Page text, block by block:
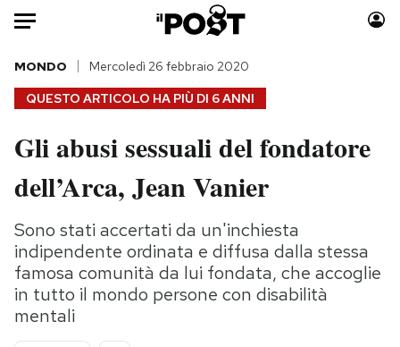
Auto
HOME
Italia
Politica
Tecnologia
Internet
Scienza
Cultura
Moda
Consumismi
Storie/Idee
Ok Boomer!
Media
Europa
QUESTO ARTICOLO HA PIÙ DI 6 ANNI
MONDO Mercoledì 26 febbraio 2020
Gli abusi sessuali del fondatore
dell’Arca, Jean Vanier
Sono stati accertati da un'inchiesta
indipendente ordinata e diffusa dalla stessa
famosa comunità da lui fondata, che accoglie
in tutto il mondo persone con disabilità
mentali